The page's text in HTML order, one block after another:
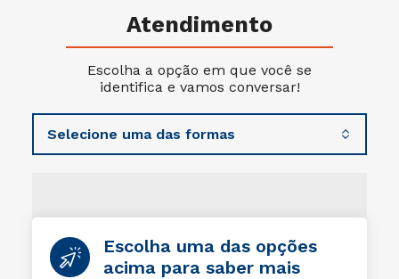
Atendimento
Escolha a opção em que você se
identifica e vamos conversar!
Escolha uma das opções
acima para saber mais